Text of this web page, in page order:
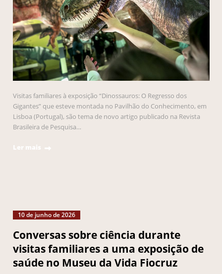
Visitas familiares à exposição “Dinossauros: O Regresso dos
Gigantes” que esteve montada no Pavilhão do Conhecimento, em
Lisboa (Portugal), são tema de novo artigo publicado na Revista
Brasileira de Pesquisa…
Ler mais
10 de junho de 2026
Conversas sobre ciência durante
visitas familiares a uma exposição de
saúde no Museu da Vida Fiocruz